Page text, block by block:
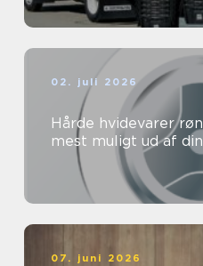
02. juli 2026
Hårde hvidevarer rønne sådan
mest muligt ud af
07. juni 2026